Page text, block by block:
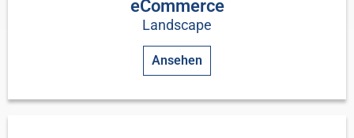
eCommerce
Landscape
Ansehen